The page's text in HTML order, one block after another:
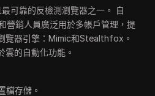
可靠的反檢測瀏覽器之一。 自
營銷人員廣泛用於多帳戶管理，提
覽器引擎：Mimic和Stealthfox。
雲的自動化功能。
檔存儲。